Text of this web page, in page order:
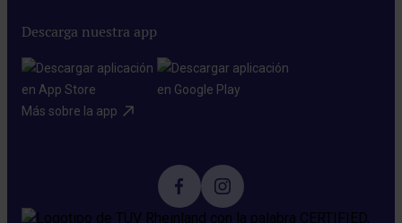
Descarga nuestra app
Más sobre la app​